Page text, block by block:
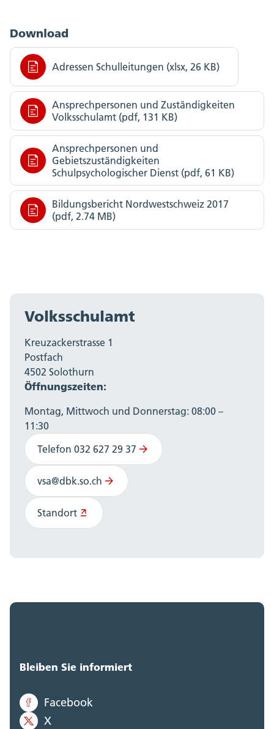
Download
Adressen Schulleitungen (xlsx, 26 KB)
Ansprechpersonen und Zuständigkeiten
Volksschulamt (pdf, 131 KB)
Ansprechpersonen und
Gebietszuständigkeiten
Schulpsychologischer Dienst (pdf, 61 KB)
Bildungsbericht Nordwestschweiz 2017
(pdf, 2.74 MB)
Volksschulamt
Kreuzackerstrasse 1
Postfach
4502 Solothurn
Öffnungszeiten:
Montag, Mittwoch und Donnerstag: 08:00 –
11:30
Telefon 032 627 29 37
vsa@dbk.so.ch
Standort
Bleiben Sie informiert
Facebook
X